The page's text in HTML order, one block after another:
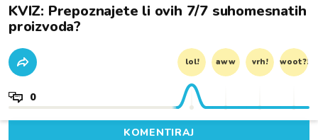
KVIZ: Prepoznajete li ovih 7/7 suhomesnatih
proizvoda?
lol! aww vrh! woot?!
0
KOMENTIRAJ